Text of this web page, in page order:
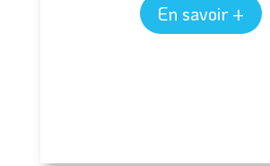
En savoir +